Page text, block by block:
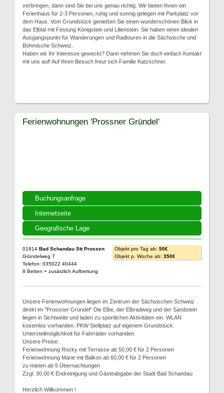
verbringen, dann sind Sie bei uns genau richtig. Wir bieten Ihnen ein
Ferienhaus für 2-3 Personen, ruhig und sonnig gelegen mit Parkplatz vor
dem Haus. Vom Grundstück genießen Sie einen wunderschönen Blick in
das Elbtal mit Festung Königstein und Lilienstein. Sie haben einen idealen
Ausgangspunkt für Wanderungen und Radtouren in die Sächsische und
Böhmische Schweiz.
Haben wir Ihr Interesse geweckt? Dann nehmen Sie doch einfach Kontakt
mit uns auf! Auf Ihren Besuch freut sich Familie Katzschner.
Buchungsanfrage
Internetseite
Geografische Lage
Ferienwohnungen 'Prossner Gründel'
01814 Bad Schandau Stt Prossen
Gründelweg 7
Telefon: 035022 40444
8 Betten + zusätzlich Aufbettung
Objekt pro Tag ab: 50€
Objekt p. Woche ab: 350€
Unsere Ferienwohnungen liegen im Zentrum der Sächsischen Schweiz
direkt im "Prossner Gründel" Die Elbe, der Elbradweg und der Sandstein
liegen in Sichtweite und laden zu sportlichen Aktivitäten ein. WLAN
kostenlos vorhanden. PKW Stellplatz auf eigenem Grundstück.
Unterstellmöglichkeit für Fahrräder vorhanden.
Unsere Preise:
Ferienwohnung Rocky mit Terrasse ab 50,00 € für 2 Personen
Ferienwohnung Marie mit Balkon ab 60,00 € für 2 Personen
zu mieten ab 5 Übernachtungen
Zzgl. 30,00 € Endreinigung und Gästeabgabe der Stadt Bad Schandau
Herzlich Willkommen !